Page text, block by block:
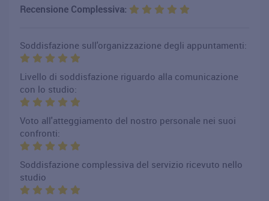
Recensione Complessiva:
Soddisfazione sull'organizzazione degli appuntamenti:
Livello di soddisfazione riguardo alla comunicazione
con lo studio:
Voto all'atteggiamento del nostro personale nei suoi
confronti:
Soddisfazione complessiva del servizio ricevuto nello
studio